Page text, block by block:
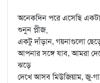
অনেকদিন পরে এসেছি
শুনুন প্লীজ়
একটু দাঁড়ান, গয়নাগুলো
আপনার সঙ্গে যাব, আমরা
ঝড়ে
দেখে আসব মিউজিয়াম, জু-